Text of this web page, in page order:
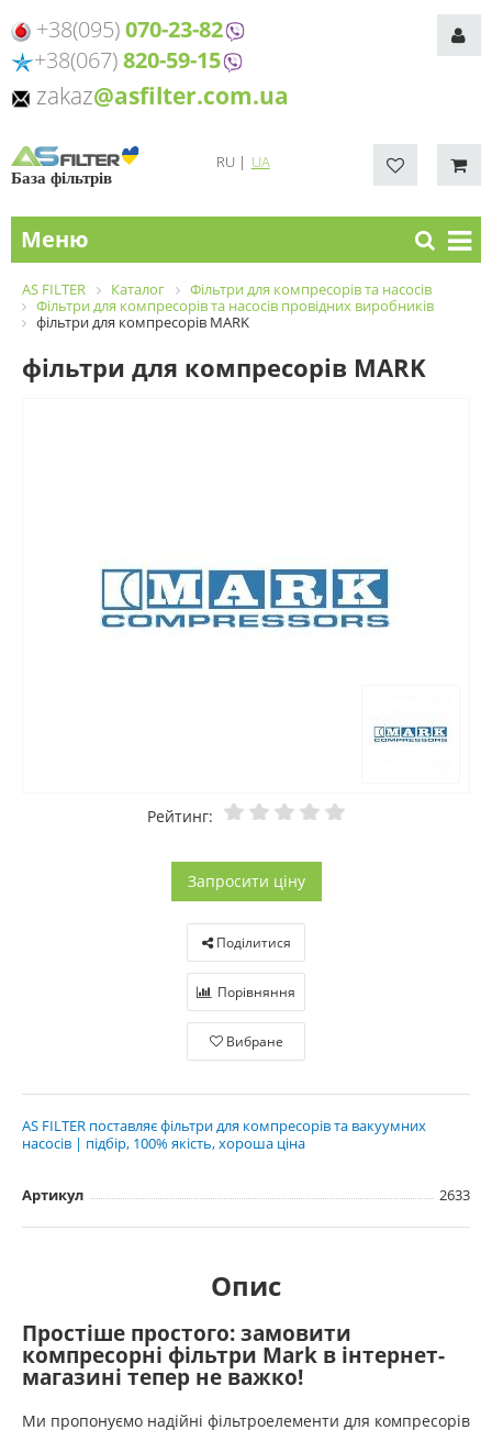
+38(095)070-23-82
+38(067)820-59-15
zakaz@asfilter.com.ua
База фільтрів
RU | UA
Меню
AS FILTER Каталог
Фільтри для компресорів та насосів
Фільтри для компресорів та насосів провідних виробників
фільтри для компресорів MARK
фільтри для компресорів MARK
Рейтинг:
Запросити ціну
Поділитися
Порівняння
Вибране
AS FILTER поставляє фільтри для компресорів та вакуумних
насосів | підбір, 100% якість, хороша ціна
Артикул 2633
Опис
Простіше простого: замовити
компресорні фільтри Mark в інтернет-
магазині тепер не важко!
Ми пропонуємо надійні фільтроелементи для компресорів